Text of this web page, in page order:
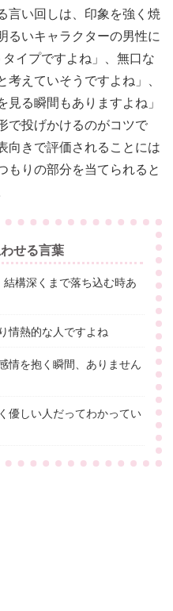
言い回しは、印象を強く焼
るいキャラクターの男性に
タイプですよね」、無口な
えていそうですよね」、
る瞬間もありますよね」
で投げかけるのがコツで
向きで評価されることには
もりの部分を当てられると
せる言葉
構深くまで落ち込む時あ
情熱的な人ですよね
情を抱く瞬間、ありません
優しい人だってわかってい